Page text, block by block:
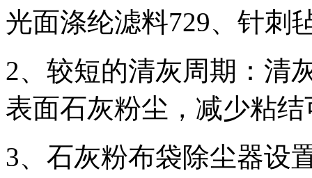
光面涤纶滤料729、针刺
2、较短的清灰周期：清
表面石灰粉尘，减少粘
3、石灰粉布袋除尘器设